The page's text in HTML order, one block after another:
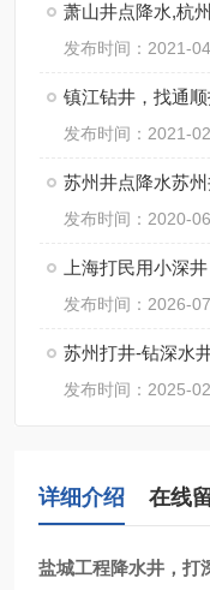
萧山井点降水,杭
发布时间：2021-
镇江钻井，找通
发布时间：2021-
发布时间：2020-
上海打民用小深
发布时间：2026-
苏州打井-钻深水
发布时间：2025-
详细介绍 在线
盐城工程降水井，打